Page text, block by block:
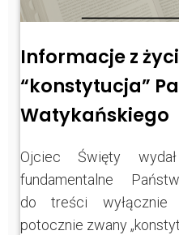
Informacje z
“konstytucja”
Watykańskiego
Ojciec Święty
fundamentalne
do treści wyłącznie
potocznie zwany